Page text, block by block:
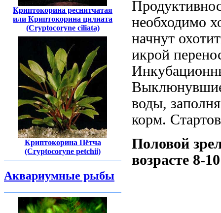
Криптокорина реснитчатая
или Криптокорина цилиата
(Cryptocoryne ciliata)
Криптокорина Пётча
(Cryptocoryne petchii)
Аквариумные рыбы
необходимо
начнут
икрой
воды,
корм.
Половой
возрасте 8-